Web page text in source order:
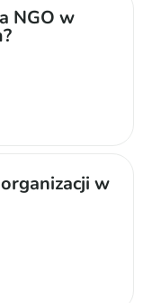
NGO w
w